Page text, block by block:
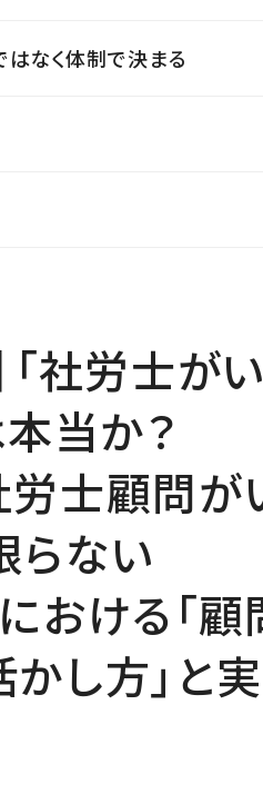
はなく体制で決まる
「社労士が
当か？
士顧問が
らない
おける「顧
し方」と